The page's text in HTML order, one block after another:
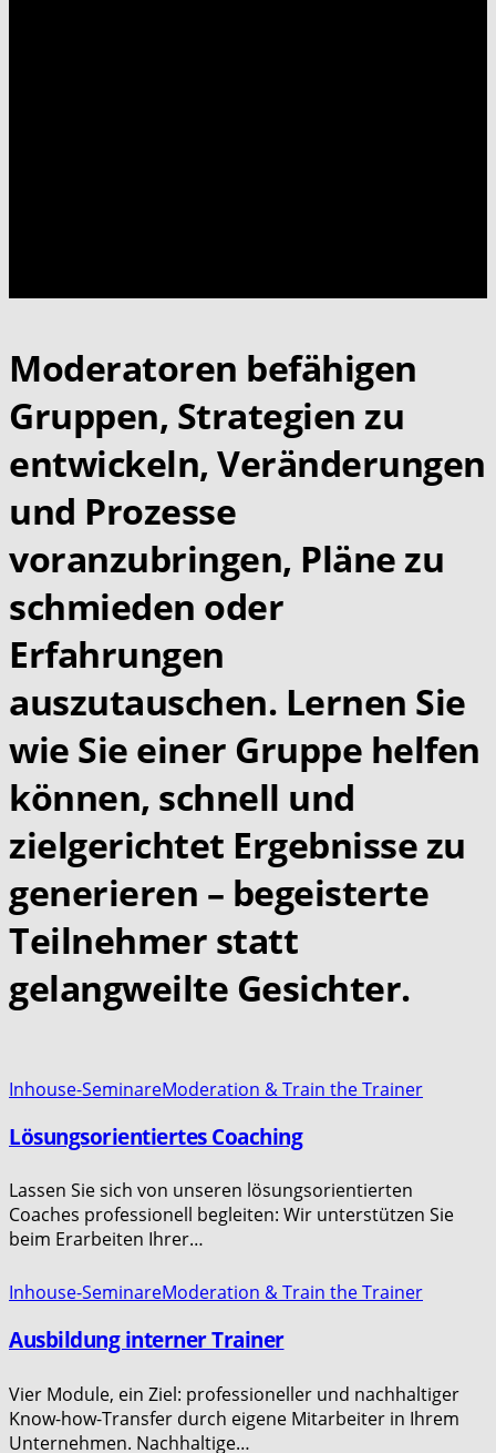
Moderatoren befähigen
Gruppen, Strategien zu
entwickeln, Veränderungen
und Prozesse
voranzubringen, Pläne zu
schmieden oder
Erfahrungen
auszutauschen. Lernen Sie
wie Sie einer Gruppe helfen
können, schnell und
zielgerichtet Ergebnisse zu
generieren – begeisterte
Teilnehmer statt
gelangweilte Gesichter.
Inhouse-SeminareModeration & Train the Trainer
Lösungsorientiertes Coaching
Lassen Sie sich von unseren lösungsorientierten
Coaches professionell begleiten: Wir unterstützen Sie
beim Erarbeiten Ihrer…
Inhouse-SeminareModeration & Train the Trainer
Ausbildung interner Trainer
Vier Module, ein Ziel: professioneller und nachhaltiger
Know-how-Transfer durch eigene Mitarbeiter in Ihrem
Unternehmen. Nachhaltige…